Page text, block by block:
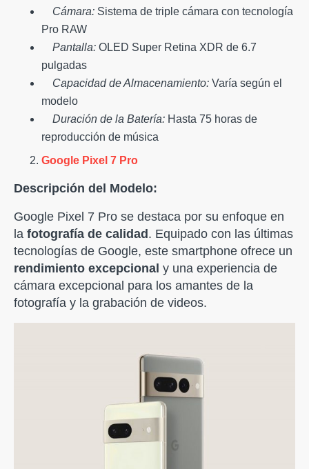
Cámara: Sistema de triple cámara con tecnología
Pro RAW
Pantalla: OLED Super Retina XDR de 6.7
pulgadas
Capacidad de Almacenamiento: Varía según el
modelo
Duración de la Batería: Hasta 75 horas de
reproducción de música
Google Pixel 7 Pro
Descripción del Modelo:
Google Pixel 7 Pro se destaca por su enfoque en
la fotografía de calidad. Equipado con las últimas
tecnologías de Google, este smartphone ofrece un
rendimiento excepcional y una experiencia de
cámara excepcional para los amantes de la
fotografía y la grabación de videos.